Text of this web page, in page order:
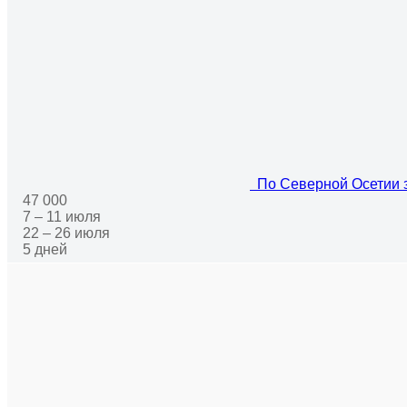
По Северной Осетии
47 000
7 – 11 июля
22 – 26 июля
5 дней